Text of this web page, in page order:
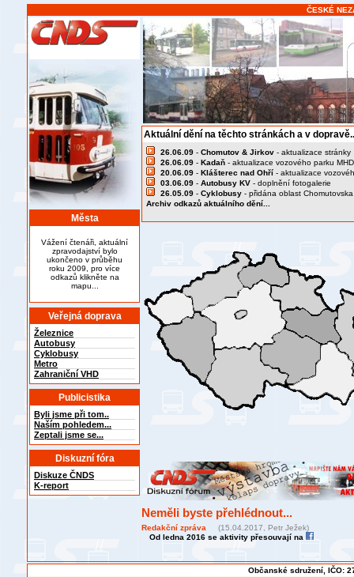
ČESKÉ
Města
Vážení čtenáři, aktuální
zpravodajství bylo
ukončeno v průběhu
roku 2009, pro více
odkazů klikněte na
mapu...
Veřejná doprava
Železnice
Autobusy
Cyklobusy
Metro
Zahraniční VHD
Publicistika
Byli jsme při tom..
Naším pohledem...
Zeptali jsme se...
Diskuzní fóra
Diskuze ČNDS
K-report
Aktuální dění na těchto stránkách a v
26.06.09 - Chomutov & Jirkov - aktualizace stránky
26.06.09 - Kadaň - aktualizace vozového parku MHD
20.06.09 - Klášterec nad Ohří - aktualizace
03.06.09 - Autobusy KV - doplnění fotogalerie
26.05.09 - Cyklobusy - přidána oblast Chomutovska
Archiv odkazů aktuálního dění...
Neměli byste přehlédnout...
Redakční zpráva
(15.04.2017, Petr Ježek)
Od ledna 2016 se aktivity přesouvají na
Občanské sdružení, IČO: